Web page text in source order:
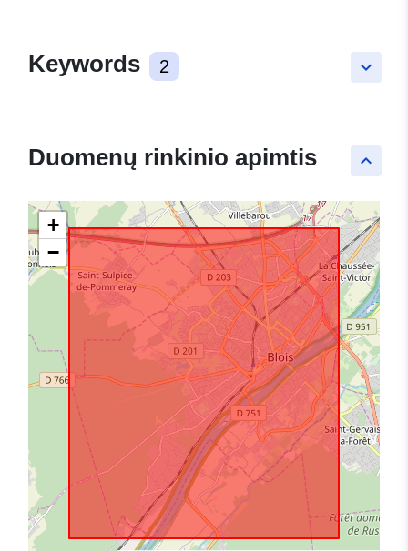
keyboard_arrow_down
Keywords 2
keyboard_arrow_up
Duomenų rinkinio apimtis
+
−